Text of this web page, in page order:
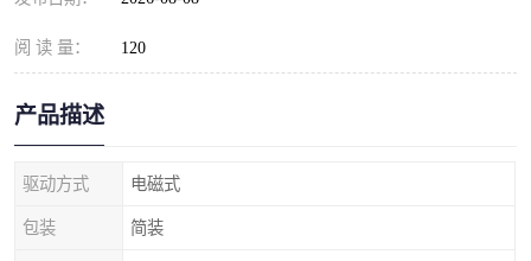
阅 读 量： 120
产品描述
驱动方式 电磁式
包装 简装